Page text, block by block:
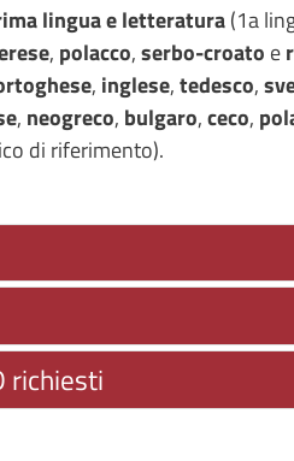
lingua e letteratura(1a
, polacco,serbo-croato e
, inglese,tedesco,
, neogreco, bulgaro,ceco,
di riferimento).
richiesti